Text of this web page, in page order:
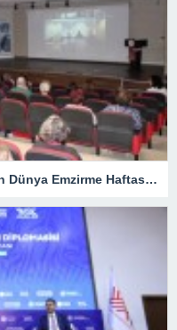
Lüleburgaz Devlet Hastanesi’nden Dünya Emzirme Haftası Katılımı